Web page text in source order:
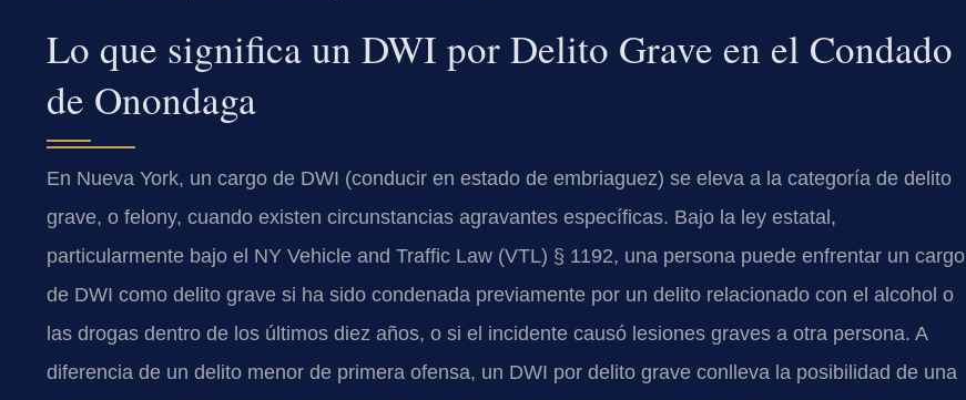
Lo que significa un DWI por Delito Grave en el Condado
de Onondaga
En Nueva York, un cargo de DWI (conducir en estado de embriaguez) se eleva a la categoría de delito
grave, o felony, cuando existen circunstancias agravantes específicas. Bajo la ley estatal,
particularmente bajo el NY Vehicle and Traffic Law (VTL) § 1192, una persona puede enfrentar un cargo
de DWI como delito grave si ha sido condenada previamente por un delito relacionado con el alcohol o
las drogas dentro de los últimos diez años, o si el incidente causó lesiones graves a otra persona. A
diferencia de un delito menor de primera ofensa, un DWI por delito grave conlleva la posibilidad de una